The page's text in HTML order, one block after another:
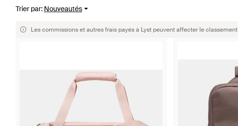
Trier par: Nouveautés
Les commissions et autres frais payés à Lyst peuvent affecter le